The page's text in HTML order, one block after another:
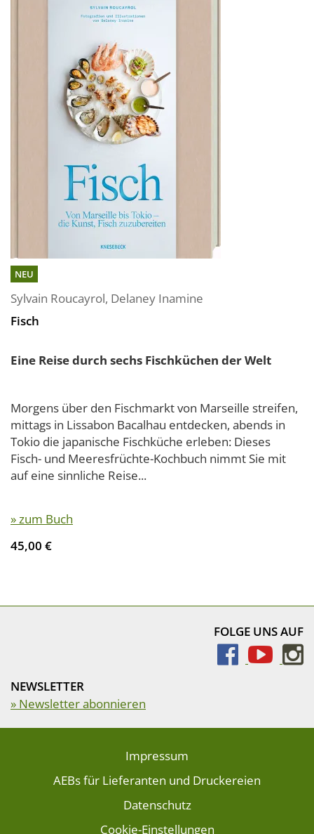
NEU
Sylvain Roucayrol, Delaney Inamine
Fisch
Eine Reise durch sechs Fischküchen der Welt
Morgens über den Fischmarkt von Marseille streifen,
mittags in Lissabon Bacalhau entdecken, abends in
Tokio die japanische Fischküche erleben: Dieses
Fisch- und Meeresfrüchte-Kochbuch nimmt Sie mit
auf eine sinnliche Reise...
» zum Buch
45,00 €
FOLGE UNS AUF
NEWSLETTER
» Newsletter abonnieren
Impressum
AEBs für Lieferanten und Druckereien
Datenschutz
Cookie-Einstellungen